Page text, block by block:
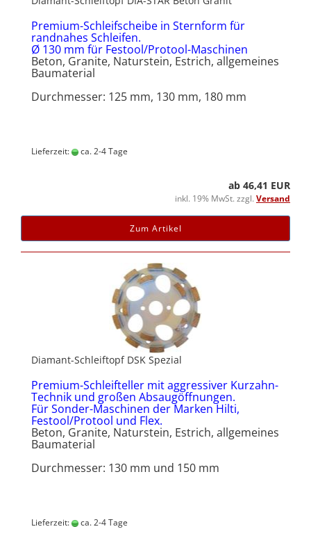
Premium-Schleifscheibe in Sternform für
randnahes Schleifen.
Ø 130 mm für Festool/Protool-Maschinen
Beton, Granite, Naturstein, Estrich, allgemeines
Baumaterial
Durchmesser: 125 mm, 130 mm, 180 mm
Lieferzeit: ca. 2-4 Tage
ab 46,41 EUR
inkl. 19% MwSt. zzgl. Versand
Zum Artikel
Diamant-Schleiftopf DSK Spezial
Premium-Schleifteller mit aggressiver Kurzahn-
Technik und großen Absaugöffnungen.
Für Sonder-Maschinen der Marken Hilti,
Festool/Protool und Flex.
Beton, Granite, Naturstein, Estrich, allgemeines
Baumaterial
Durchmesser: 130 mm und 150 mm
Lieferzeit: ca. 2-4 Tage